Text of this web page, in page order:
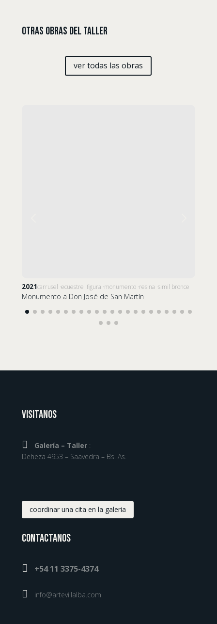
Otras Obras del Taller
ver todas las obras
2021carrusel ecuestre figura monumento resina simil bronce
Monumento a Don José de San Martín
Visitanos
 Galería – Taller:
Deheza 4953 – Saavedra – Bs. As.
coordinar una cita en la galeria
Contactanos
 +54 11 3375-4374
 info@artevillalba.com